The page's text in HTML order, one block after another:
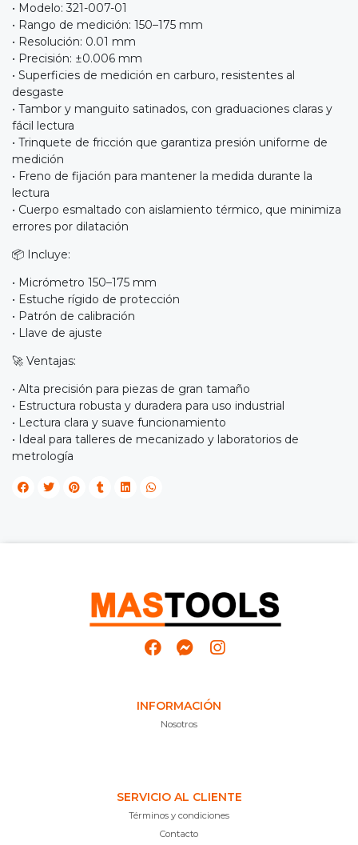
• Modelo: 321-007-01
• Rango de medición: 150–175 mm
• Resolución: 0.01 mm
• Precisión: ±0.006 mm
• Superficies de medición en carburo, resistentes al
desgaste
• Tambor y manguito satinados, con graduaciones claras y
fácil lectura
• Trinquete de fricción que garantiza presión uniforme de
medición
• Freno de fijación para mantener la medida durante la
lectura
• Cuerpo esmaltado con aislamiento térmico, que minimiza
errores por dilatación
📦 Incluye:
• Micrómetro 150–175 mm
• Estuche rígido de protección
• Patrón de calibración
• Llave de ajuste
🚀 Ventajas:
• Alta precisión para piezas de gran tamaño
• Estructura robusta y duradera para uso industrial
• Lectura clara y suave funcionamiento
• Ideal para talleres de mecanizado y laboratorios de
metrología
INFORMACIÓN
Nosotros
SERVICIO AL CLIENTE
Términos y condiciones
Contacto